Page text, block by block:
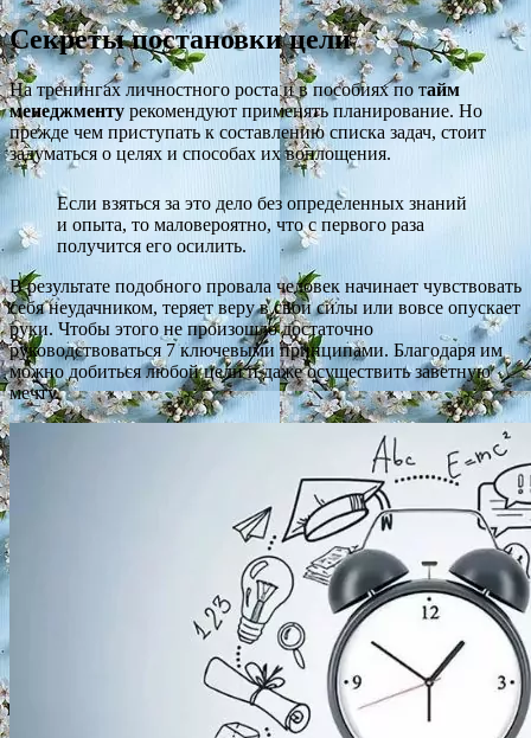
Секреты постановки цели
На тренингах личностного роста и в пособиях по тайм
менеджменту рекомендуют применять планирование. Но
прежде чем приступать к составлению списка задач, стоит
задуматься о целях и способах их воплощения.
Если взяться за это дело без определенных знаний
и опыта, то маловероятно, что с первого раза
получится его осилить.
В результате подобного провала человек начинает чувствовать
себя неудачником, теряет веру в свои силы или вовсе опускает
руки. Чтобы этого не произошло достаточно
руководствоваться 7 ключевыми принципами. Благодаря им
можно добиться любой цели и даже осуществить заветную
мечту.